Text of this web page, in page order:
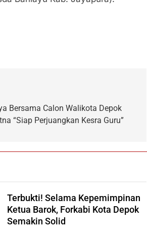
Bersama Calon Walikota Depok
“Siap Perjuangkan Kesra Guru”
Terbukti! Selama Kepemimpinan
Ketua Barok, Forkabi Kota Depok
Semakin Solid